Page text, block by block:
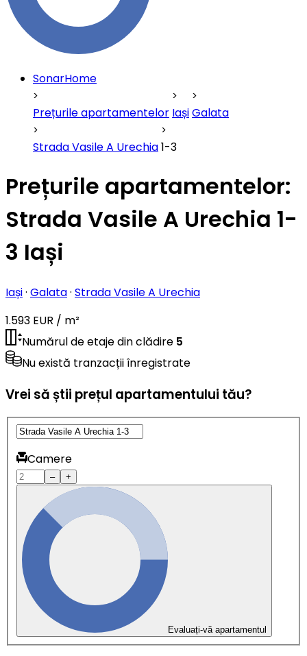
SonarHome
Prețurile apartamentelor IașiGalata
Strada Vasile A Urechia1-3
Prețurile apartamentelor:
Strada Vasile A Urechia 1-
3 Iași
Iași· Galata· Strada Vasile A Urechia
1.593 EUR / m²
Numărul de etaje din clădire 5
Nu există tranzacții înregistrate
Vrei să știi prețul apartamentului tău?
Camere
– +
Evaluați-vă apartamentul